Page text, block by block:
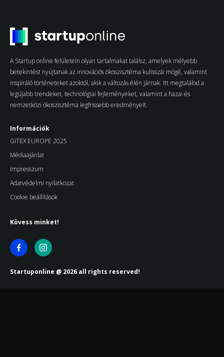
A Startup online felületein olyan tartalmakat találsz, amelyek mélyebb
betekintést nyújtanak az innovációs ökoszisztéma kulisszái mögé, valamint
inspiráló történeteket azoktól, akik a változás élén járnak. Itt megtalálod a
legújabb trendeket, technológiai fejleményeket, valamint a hazai és
nemzetközi ökoszisztéma legfrissebb eredményeit.
Információk
GITEX EUROPE 2025
Médiaajánlat
Impresszum
Adatvédelmi nyilatkozat
Cookie beállítások
Kövess minket!
Startuponline @ 2026 all rights reserved!